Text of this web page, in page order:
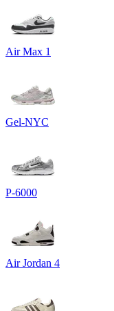
Air Max 1
Gel-NYC
P-6000
Air Jordan 4